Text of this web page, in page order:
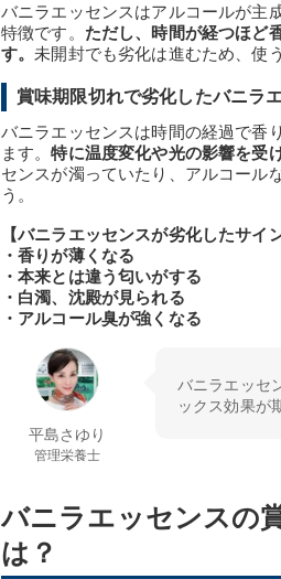
バニラエッセンスはアルコールが主
特徴です。 ただし、時間が経つほど
す。未開封でも劣化は進むため、使
賞味期限切れで劣化したバニラ
バニラエッセンスは時間の経過で香
ます。特に温度変化や光の影響を受
センスが濁っていたり、アルコール
う。
【バニラエッセンスが劣化したサイン
・香りが薄くなる
・本来とは違う匂いがする
・白濁、沈殿が見られる
・アルコール臭が強くなる
平島さゆり
管理栄養士
バニラエッセ
ックス効果が
バニラエッセンスの
は？